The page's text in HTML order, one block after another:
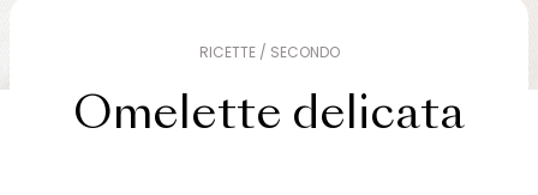
RICETTE / SECONDO
Omelette delicata